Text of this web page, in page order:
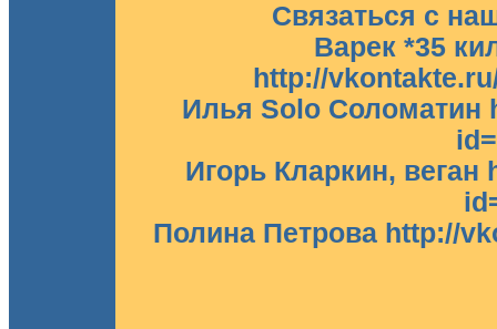
Связаться с
Варек *35
http://
Илья Solo Соломатин
Игорь Кларкин,
Полина Петрова http://